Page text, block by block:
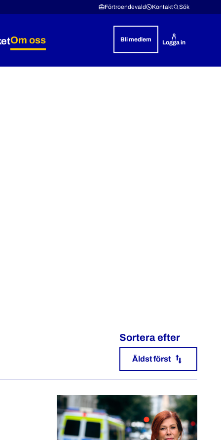
Förtroendevald Kontakt Sök
rättshjälp
Lön & villkor
Expandera Polisyrket
Om oss
Expandera Om oss
Bli medlem Logga in
Sortera efter
Äldst först